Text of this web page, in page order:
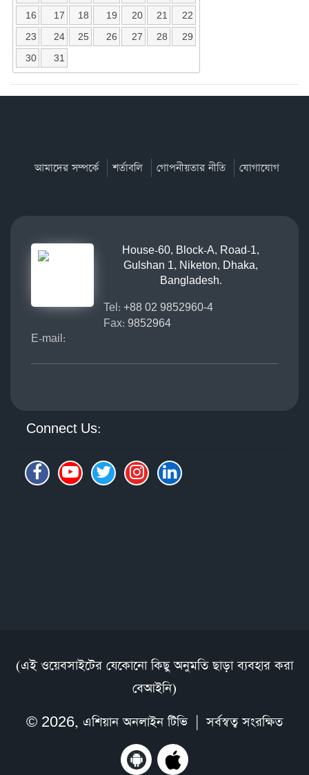
16
17 18 19 20 21
22
23
24 25 26 27 28
29
30
31
আমাদের সম্পর্কে শর্তাবলি গোপনীয়তার নীতি যোগাযোগ
House-60, Block-A, Road-1,
Gulshan 1, Niketon, Dhaka,
Bangladesh.
Tel: +88 02 9852960-4
Fax: 9852964
E-mail:
Connect Us:
(এই ওয়েবসাইটের যেকোনো কিছু অনুমতি ছাড়া ব্যবহার করা
বেআইনি)
© 2026, এশিয়ান অনলাইন টিভি| সর্বস্বত্ব সংরক্ষিত